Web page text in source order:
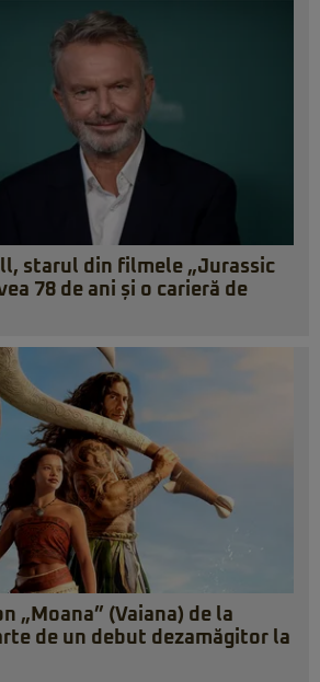
starul din filmele „Jurassic
78 de ani și o carieră de
„Moana” (Vaiana) de la
de un debut dezamăgitor la